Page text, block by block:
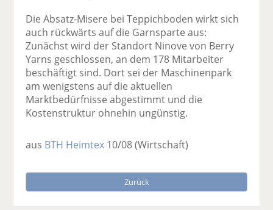
Die Absatz-Misere bei Teppichboden wirkt sich
auch rückwärts auf die Garnsparte aus:
Zunächst wird der Standort Ninove von Berry
Yarns geschlossen, an dem 178 Mitarbeiter
beschäftigt sind. Dort sei der Maschinenpark
am wenigstens auf die aktuellen
Marktbedürfnisse abgestimmt und die
Kostenstruktur ohnehin ungünstig.
aus BTH Heimtex 10/08(Wirtschaft)
Zurück